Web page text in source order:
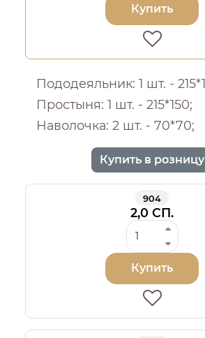
Купить
Пододеяльник: 1 шт. -
Простыня: 1 шт. - 215*150;
Наволочка: 2 шт. - 70*70;
Купить в розницу
904
2,0 СП.
Купить